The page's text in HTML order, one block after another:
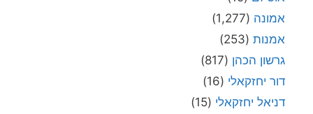
אמונה (1,277)
אמנות (253)
גרשון הכהן (817)
דור יחזקאלי (16)
דניאל יחזקאלי (15)